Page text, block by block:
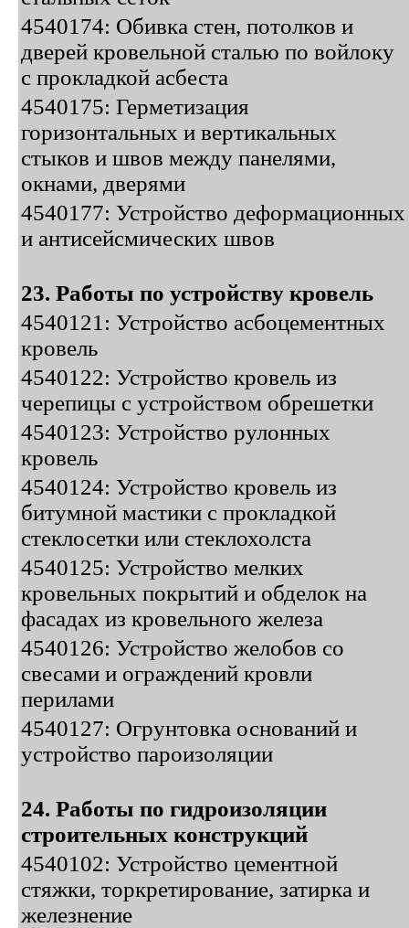
4540174: Обивка стен, потолков и
дверей кровельной сталью по войлоку
с прокладкой асбеста
4540175: Герметизация
горизонтальных и вертикальных
стыков и швов между панелями,
окнами, дверями
4540177: Устройство деформационных
и антисейсмических швов
23. Работы по устройству кровель
4540121: Устройство асбоцементных
кровель
4540122: Устройство кровель из
черепицы с устройством обрешетки
4540123: Устройство рулонных
кровель
4540124: Устройство кровель из
битумной мастики с прокладкой
стеклосетки или стеклохолста
4540125: Устройство мелких
кровельных покрытий и обделок на
фасадах из кровельного железа
4540126: Устройство желобов со
свесами и ограждений кровли
перилами
4540127: Огрунтовка оснований и
устройство пароизоляции
24. Работы по гидроизоляции
строительных конструкций
4540102: Устройство цементной
стяжки, торкретирование, затирка и
железнение